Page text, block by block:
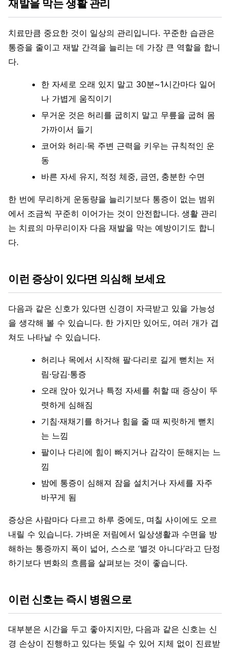
재발을 막는 생활 관리
치료만큼 중요한 것이 일상의 관리입니다. 꾸준한 습관은
통증을 줄이고 재발 간격을 늘리는 데 가장 큰 역할을 합니
다.
한 자세로 오래 있지 말고 30분~1시간마다 일어
나 가볍게 움직이기
무거운 것은 허리를 굽히지 말고 무릎을 굽혀 몸
가까이서 들기
코어와 허리·목 주변 근력을 키우는 규칙적인 운
동
바른 자세 유지, 적정 체중, 금연, 충분한 수면
한 번에 무리하게 운동량을 늘리기보다 통증이 없는 범위
에서 조금씩 꾸준히 이어가는 것이 안전합니다. 생활 관리
는 치료의 마무리이자 다음 재발을 막는 예방이기도 합니
다.
이런 증상이 있다면 의심해 보세요
다음과 같은 신호가 있다면 신경이 자극받고 있을 가능성
을 생각해 볼 수 있습니다. 한 가지만 있어도, 여러 개가 겹
쳐도 나타날 수 있습니다.
허리나 목에서 시작해 팔·다리로 길게 뻗치는 저
림·당김·통증
오래 앉아 있거나 특정 자세를 취할 때 증상이 뚜
렷하게 심해짐
기침·재채기를 하거나 힘을 줄 때 찌릿하게 뻗치
는 느낌
팔이나 다리에 힘이 빠지거나 감각이 둔해지는 느
낌
밤에 통증이 심해져 잠을 설치거나 자세를 자주
바꾸게 됨
증상은 사람마다 다르고 하루 중에도, 며칠 사이에도 오르
내릴 수 있습니다. 가벼운 저림에서 일상생활과 수면을 방
해하는 통증까지 폭이 넓어, 스스로 ‘별것 아니다’라고 단정
하기보다 변화의 흐름을 살펴보는 것이 좋습니다.
이런 신호는 즉시 병원으로
대부분은 시간을 두고 좋아지지만, 다음과 같은 신호는 신
경 손상이 진행하고 있다는 뜻일 수 있어 지체 없이 진료받